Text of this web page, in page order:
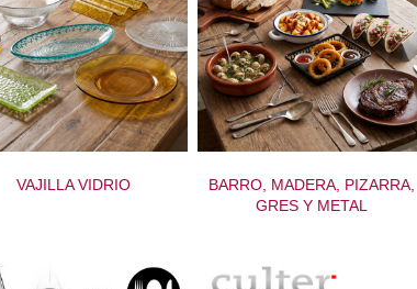
VAJILLA VIDRIO
BARRO, MADERA, PIZARRA,
GRES Y METAL